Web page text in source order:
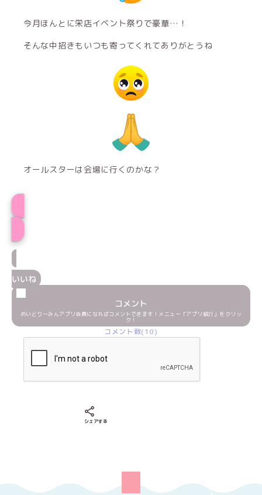
今月ほんとに栄店イベント祭りで豪華…！
そんな中招きもいつも寄ってくれてありがとうね
オールスターは会場に行くのかな？
いいね
コメント
めいどりーみんアプリ会員になればコメントできます！メニュー「アプリ紹介」をクリッ
ク！
コメント数(10)
シェアする